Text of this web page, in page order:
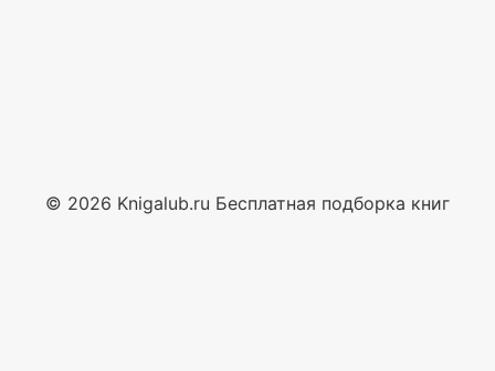
© 2026 Knigalub.ru Бесплатная подборка книг